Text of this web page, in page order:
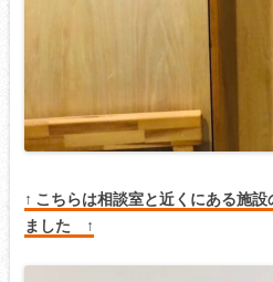
↑ こちらは相談室と近くにある施
ました ↑